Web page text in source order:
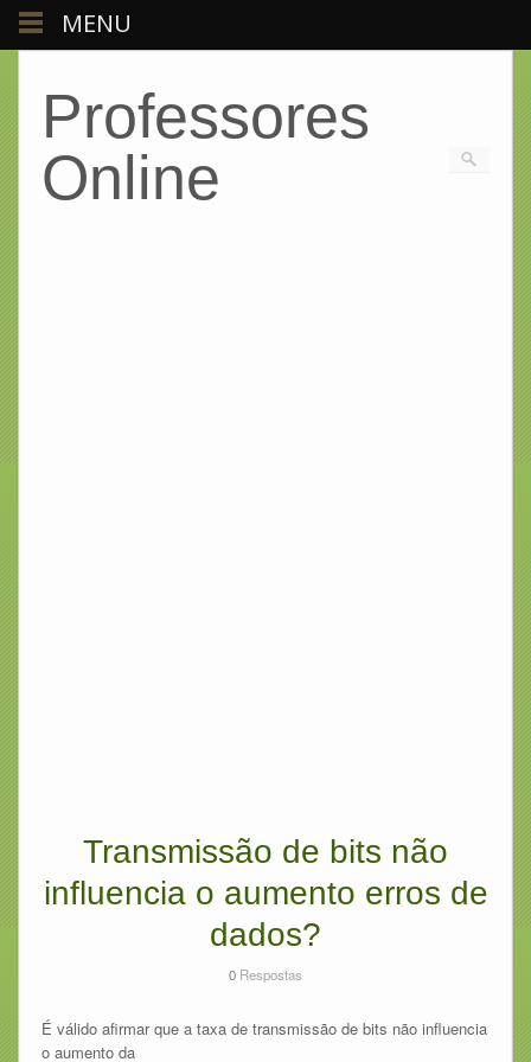
Professores
Online
Transmissão de bits não
influencia o aumento erros de
dados?
0 Respostas
É válido afirmar que a taxa de transmissão de bits não influencia
o aumento da
MENU